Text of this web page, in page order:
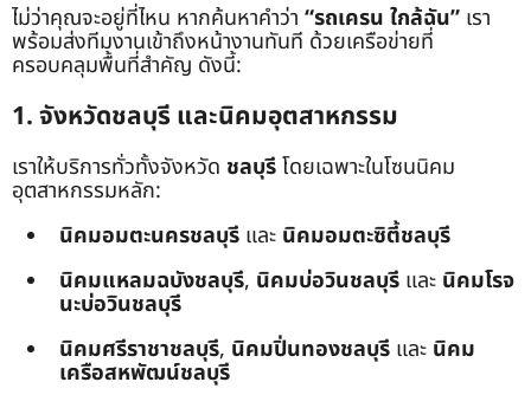
ไม่ว่าคุณจะอยู่ที่ไหน หากค้นหาคำว่า “รถเครน ใกล้ฉัน” เรา
พร้อมส่งทีมงานเข้าถึงหน้างานทันที ด้วยเครือข่ายที่
ครอบคลุมพื้นที่สำคัญ ดังนี้:
1. จังหวัดชลบุรี และนิคมอุตสาหกรรม
เราให้บริการทั่วทั้งจังหวัด ชลบุรีโดยเฉพาะในโซนนิคม
อุตสาหกรรมหลัก:
นิคมอมตะนครชลบุรี และ นิคมอมตะซิตี้ชลบุรี
นิคมแหลมฉบังชลบุรี, นิคมบ่อวินชลบุรี และ นิคมโรจ
นะบ่อวินชลบุรี
นิคมศรีราชาชลบุรี, นิคมปิ่นทองชลบุรี และ นิคม
เครือสหพัฒน์ชลบุรี